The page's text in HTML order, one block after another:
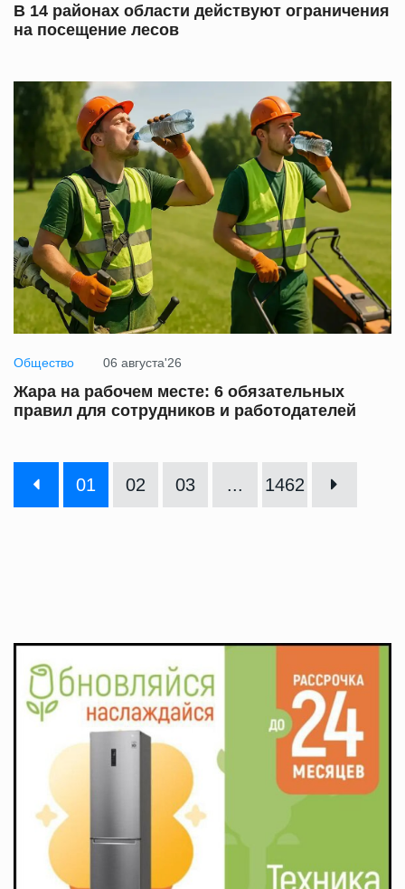
В 14 районах области действуют ограничения
на посещение лесов
Общество 06 августа'26
Жара на рабочем месте: 6 обязательных
правил для сотрудников и работодателей
01 02 03 ... 1462